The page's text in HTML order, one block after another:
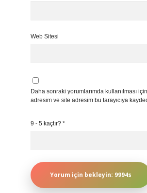
Web Sitesi
Daha sonraki yorumlarımda kullanılması
adresim ve site adresim bu tarayıcıya
9 - 5 kaçtır? *